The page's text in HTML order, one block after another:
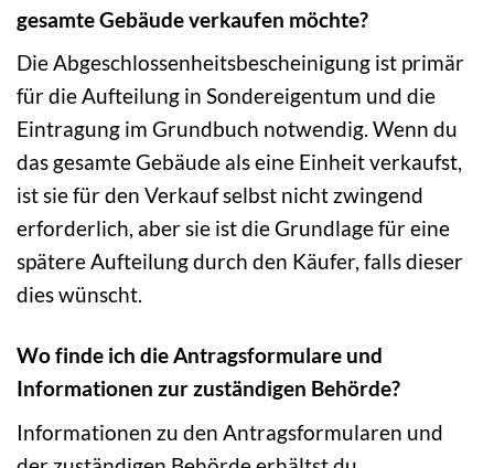
gesamte Gebäude verkaufen möchte?
Die Abgeschlossenheitsbescheinigung ist primär
für die Aufteilung in Sondereigentum und die
Eintragung im Grundbuch notwendig. Wenn du
das gesamte Gebäude als eine Einheit verkaufst,
ist sie für den Verkauf selbst nicht zwingend
erforderlich, aber sie ist die Grundlage für eine
spätere Aufteilung durch den Käufer, falls dieser
dies wünscht.
Wo finde ich die Antragsformulare und
Informationen zur zuständigen Behörde?
Informationen zu den Antragsformularen und